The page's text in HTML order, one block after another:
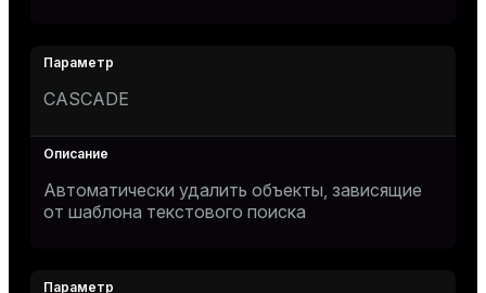
CASCADE
Автоматически удалить объекты, зависящие
от шаблона текстового поиска